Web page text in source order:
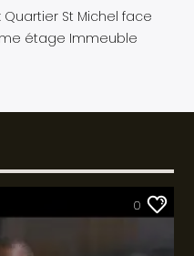
St Michel face
étage Immeuble
0